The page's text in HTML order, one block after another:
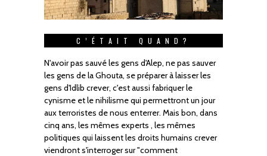
C’ÉTAIT QUAND?
N'avoir pas sauvé les gens d'Alep, ne pas sauver
les gens de la Ghouta, se préparer à laisser les
gens d'Idlib crever, c'est aussi fabriquer le
cynisme et le nihilisme qui permettront un jour
aux terroristes de nous enterrer. Mais bon, dans
cinq ans, les mêmes experts , les mêmes
politiques qui laissent les droits humains crever
viendront s'interroger sur "comment